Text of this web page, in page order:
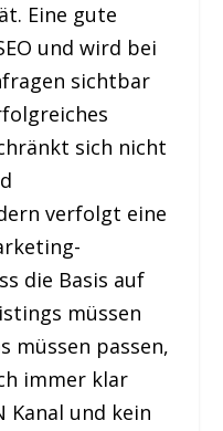
Eine gute
und wird bei
sichtbar
sich nicht
verfolgt eine
die Basis auf
müssen
müssen passen,
immer klar
Kanal und kein